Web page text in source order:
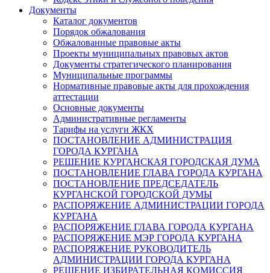
Документы
Каталог документов
Порядок обжалования
Обжалованные правовые акты
Проекты муниципальных правовых актов
Документы стратегического планирования
Муниципальные программы
Нормативные правовые акты для прохождения
аттестации
Основные документы
Административные регламенты
Тарифы на услуги ЖКХ
ПОСТАНОВЛЕНИЕ АДМИНИСТРАЦИЯ
ГОРОДА КУРГАНА
РЕШЕНИЕ КУРГАНСКАЯ ГОРОДСКАЯ ДУМА
ПОСТАНОВЛЕНИЕ ГЛАВА ГОРОДА КУРГАНА
ПОСТАНОВЛЕНИЕ ПРЕДСЕДАТЕЛЬ
КУРГАНСКОЙ ГОРОДСКОЙ ДУМЫ
РАСПОРЯЖЕНИЕ АДМИНИСТРАЦИИ ГОРОДА
КУРГАНА
РАСПОРЯЖЕНИЕ ГЛАВА ГОРОДА КУРГАНА
РАСПОРЯЖЕНИЕ МЭР ГОРОДА КУРГАНА
РАСПОРЯЖЕНИЕ РУКОВОДИТЕЛЬ
АДМИНИСТРАЦИИ ГОРОДА КУРГАНА
РЕШЕНИЕ ИЗБИРАТЕЛЬНАЯ КОМИССИЯ